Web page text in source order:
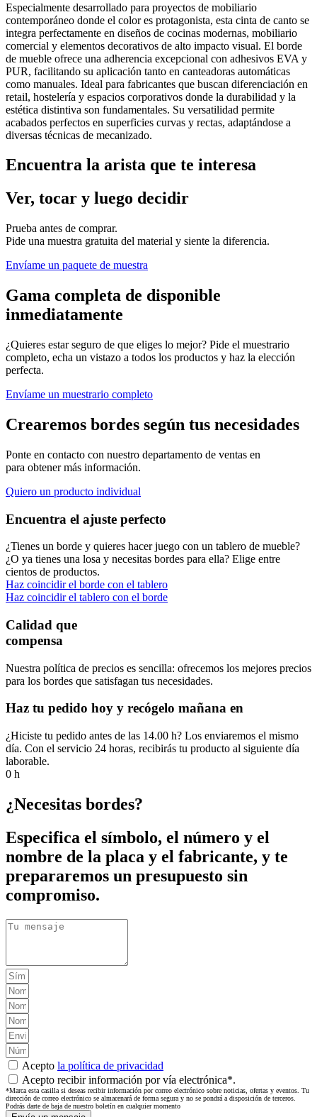
Especialmente desarrollado para proyectos de mobiliario
contemporáneo donde el color es protagonista, esta cinta de canto se
integra perfectamente en diseños de cocinas modernas, mobiliario
comercial y elementos decorativos de alto impacto visual. El borde
de mueble ofrece una adherencia excepcional con adhesivos EVA y
PUR, facilitando su aplicación tanto en canteadoras automáticas
como manuales. Ideal para fabricantes que buscan diferenciación en
retail, hostelería y espacios corporativos donde la durabilidad y la
estética distintiva son fundamentales. Su versatilidad permite
acabados perfectos en superficies curvas y rectas, adaptándose a
diversas técnicas de mecanizado.
Encuentra la arista que te interesa
Ver, tocar y luego decidir
Prueba antes de comprar.
Pide una muestra gratuita del material y siente la diferencia.
Envíame un paquete de muestra
Gama completa de disponible
inmediatamente
¿Quieres estar seguro de que eliges lo mejor? Pide el muestrario
completo, echa un vistazo a todos los productos y haz la elección
perfecta.
Envíame un muestrario completo
Crearemos bordes según tus necesidades
Ponte en contacto con nuestro departamento de ventas en
para obtener más información.
Quiero un producto individual
Encuentra el ajuste perfecto
¿Tienes un borde y quieres hacer juego con un tablero de mueble?
¿O ya tienes una losa y necesitas bordes para ella? Elige entre
cientos de productos.
Haz coincidir el borde con el tablero
Haz coincidir el tablero con el borde
Calidad que
compensa
Nuestra política de precios es sencilla: ofrecemos los mejores precios
para los bordes que satisfagan tus necesidades.
Haz tu pedido hoy y recógelo mañana en
¿Hiciste tu pedido antes de las 14.00 h? Los enviaremos el mismo
día. Con el servicio 24 horas, recibirás tu producto al siguiente día
laborable.
0 h
¿Necesitas bordes?
Especifica el símbolo, el número y el
nombre de la placa y el fabricante, y te
prepararemos un presupuesto sin
compromiso.
Acepto la política de privacidad
Acepto recibir información por vía electrónica*.
*Marca esta casilla si deseas recibir información por correo electrónico sobre noticias, ofertas y eventos. Tu
dirección de correo electrónico se almacenará de forma segura y no se pondrá a disposición de terceros.
Podrás darte de baja de nuestro boletín en cualquier momento